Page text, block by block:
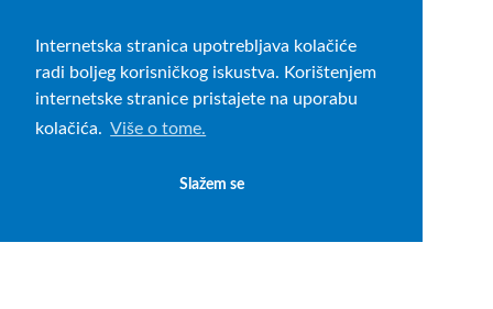
Internetska stranica upotrebljava kolačiće
radi boljeg korisničkog iskustva. Korištenjem
internetske stranice pristajete na uporabu
kolačića. Više o tome.
Slažem se